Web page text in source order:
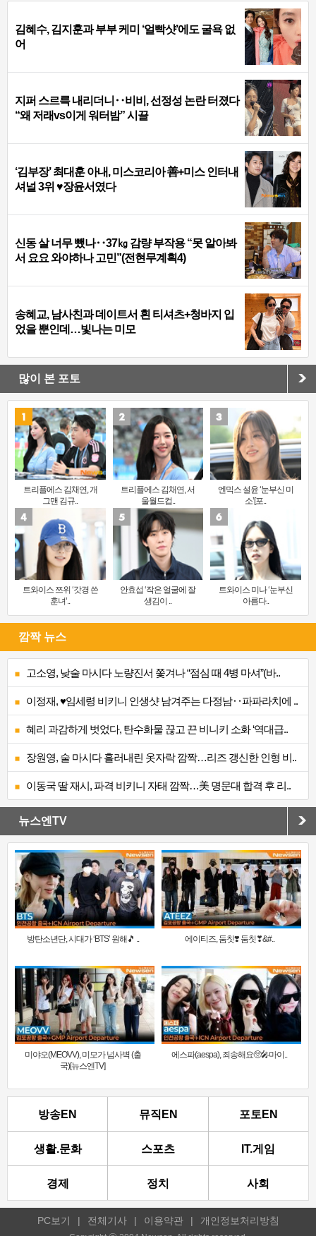
김혜수, 김지훈과 부부 케미 ‘얼빡샷’에도 굴욕 없
어
지퍼 스르륵 내리더니‥비비, 선정성 논란 터졌다
“왜 저래vs이게 워터밤” 시끌
‘김부장’ 최대훈 아내, 미스코리아 善+미스 인터내
셔널 3위 ♥장윤서였다
신동 살 너무 뺐나‥37㎏ 감량 부작용 “못 알아봐
서 요요 와야하나 고민”(전현무계획4)
송혜교, 남사친과 데이트서 흰 티셔츠+청바지 입
었을 뿐인데…빛나는 미모
많이 본 포토
트리플에스 김채연, 개
그맨 김규..
트리플에스 김채연, 서
울월드컵..
엔믹스 설윤 ‘눈부신 미
소’[포..
트와이스 쯔위 ‘갓경 쓴
훈녀’..
안효섭 ‘작은 얼굴에 잘
생김이 ..
트와이스 미나 ‘눈부신
아름다..
깜짝 뉴스
고소영, 낮술 마시다 노량진서 쫓겨나 “점심 때 4병 마셔”(바..
이정재, ♥임세령 비키니 인생샷 남겨주는 다정남‥파파라치에 ..
혜리 과감하게 벗었다, 탄수화물 끊고 끈 비니키 소화 ‘역대급..
장원영, 술 마시다 흘러내린 옷자락 깜짝…리즈 갱신한 인형 비..
이동국 딸 재시, 파격 비키니 자태 깜짝…美 명문대 합격 후 리..
뉴스엔TV
방탄소년단, 시대가 ‘BTS’ 원해🎵 .. 에이티즈, 둠칫❣️ 둠칫❣&#..
미야오(MEOVV), 미모가 넘사벽 (출
국)[뉴스엔TV]
에스파(aespa), 죄송해요🥺🎤마이..
방송EN 뮤직EN 포토EN
생활.문화 스포츠 IT.게임
경제 정치 사회
PC보기 | 전체기사 | 이용약관 | 개인정보처리방침